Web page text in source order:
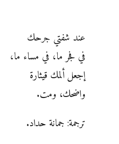
عند شفتي جرحك
في فجر ما، في مساء ما،
إجعل ألمك قيثارة
واضحك، ومت.
ترجمة: جمانة حداد.